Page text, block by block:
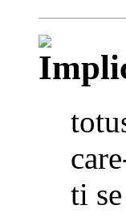
ti